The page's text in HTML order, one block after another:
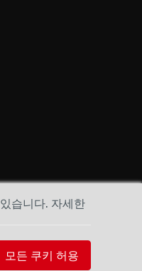
습니다. 자세한
모든 쿠키 허용